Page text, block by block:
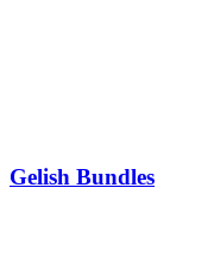
Gelish Bundles